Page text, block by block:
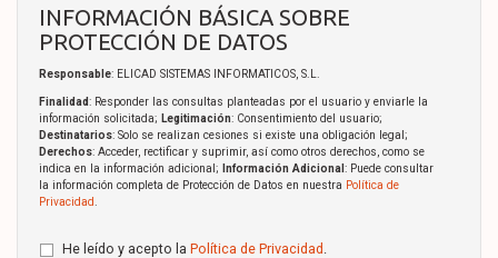
INFORMACIÓN BÁSICA SOBRE
PROTECCIÓN DE DATOS
Responsable: ELICAD SISTEMAS INFORMATICOS, S.L.
Finalidad: Responder las consultas planteadas por el usuario y enviarle la
información solicitada; Legitimación: Consentimiento del usuario;
Destinatarios: Solo se realizan cesiones si existe una obligación legal;
Derechos: Acceder, rectificar y suprimir, así como otros derechos, como se
indica en la información adicional;
Información Adicional : Puede consultar
la información completa de Protección de Datos en nuestra Política de
Privacidad
He leído y acepto la Política de Privacidad